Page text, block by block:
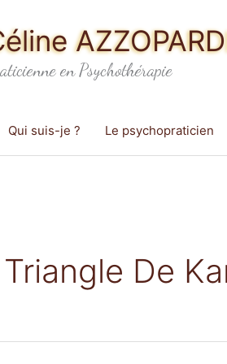
en Psychothérapie
Qui suis-je ? Le psychopraticien
De